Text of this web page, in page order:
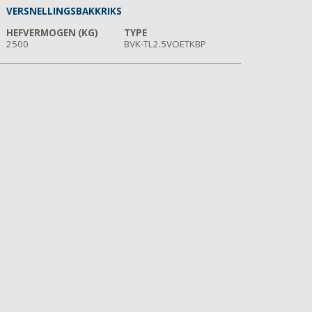
VERSNELLINGSBAKKRIKS
HEFVERMOGEN (KG)
TYPE
2500
BVK-TL2.5VOETKBP